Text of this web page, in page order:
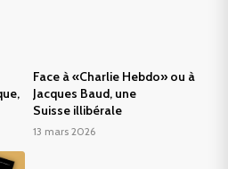
Face à «Charlie Hebdo» ou à
Jacques Baud, une
Suisse illibérale
13 mars 2026